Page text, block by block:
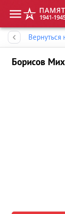
Вернуться
Борисов
Память народа